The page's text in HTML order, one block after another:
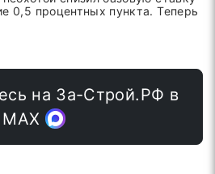
0,5 процентных пункта. Теперь
на За-Строй.РФ в
МАХ